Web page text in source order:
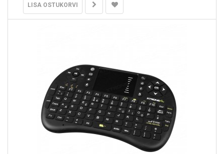
LISA OSTUKORVI